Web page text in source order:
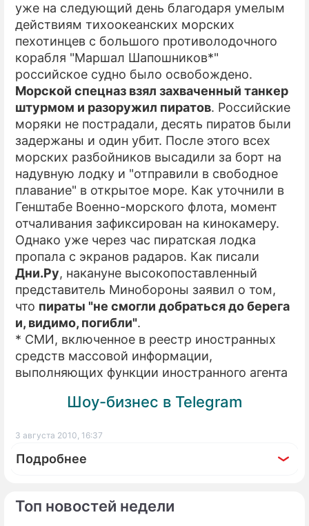
Топ новостей недели
уже на следующий день благодаря умелым
действиям тихоокеанских морских
пехотинцев с большого противолодочного
корабля "Маршал Шапошников*"
российское судно было освобождено.
Морской спецназ взял захваченный танкер
штурмом и разоружил пиратов. Российские
моряки не пострадали, десять пиратов были
задержаны и один убит. После этого всех
морских разбойников высадили за борт на
надувную лодку и "отправили в свободное
плавание" в открытое море. Как уточнили в
Генштабе Военно-морского флота, момент
отчаливания зафиксирован на кинокамеру.
Однако уже через час пиратская лодка
пропала с экранов радаров. Как писали
Дни.Ру, накануне высокопоставленный
представитель Минобороны заявил о том,
что пираты "не смогли добраться до берега
и, видимо, погибли".
* СМИ, включенное в реестр иностранных
средств массовой информации,
выполняющих функции иностранного агента
Шоу-бизнес в Telegram
3 августа 2010, 16:37
Подробнее